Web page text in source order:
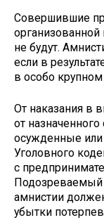
Совершившие
не будут.
если в
в особо
От наказания в
от
осужденные или
Уголовного
с
Подозреваемый
амнистии
убытки